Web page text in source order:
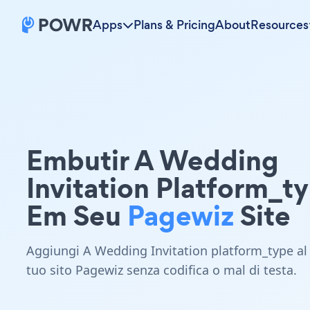
Apps Plans & PricingAboutResources
Embutir A Wedding
Invitation
Em Seu PagewizSite
Aggiungi A Wedding Invitation platform_type al
tuo sito Pagewiz senza codifica o mal di testa.